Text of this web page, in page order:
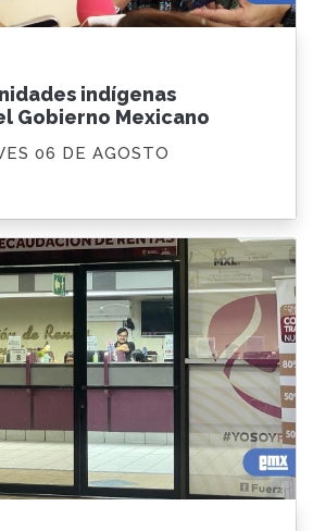
indígenas
Gobierno Mexicano
06 DE AGOSTO